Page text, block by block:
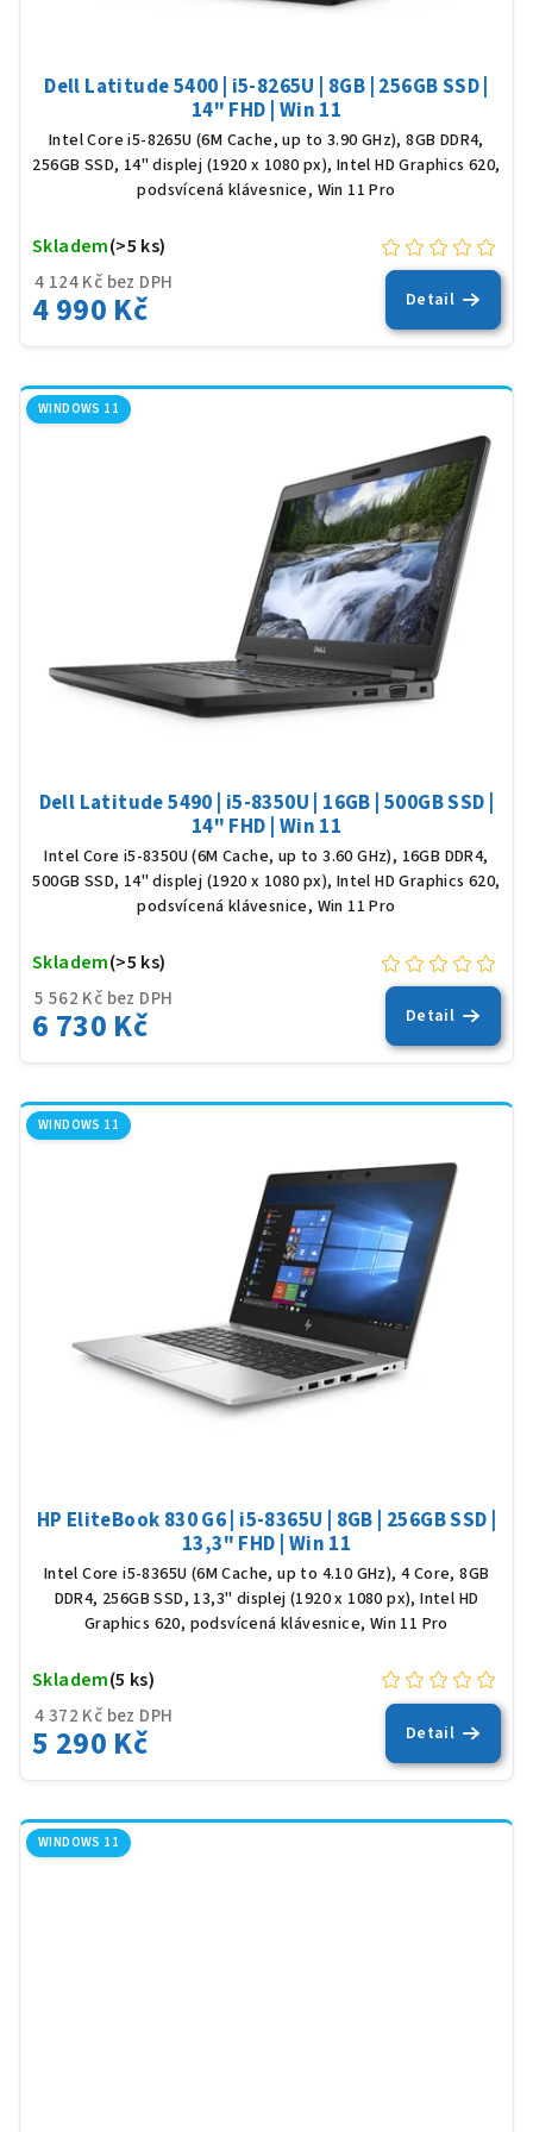
Dell Latitude 5400 | i5-8265U | 8GB | 256GB SSD |
14" FHD | Win 11
Intel Core i5-8265U (6M Cache, up to 3.90 GHz), 8GB DDR4,
256GB SSD, 14" displej (1920 x 1080 px), Intel HD Graphics 620,
podsvícená klávesnice, Win 11 Pro
4 124 Kč bez DPH
4 990 Kč
Skladem(>5 ks)
Detail
WINDOWS 11
Dell Latitude 5490 | i5-8350U | 16GB | 500GB SSD |
14" FHD | Win 11
Intel Core i5-8350U (6M Cache, up to 3.60 GHz), 16GB DDR4,
500GB SSD, 14" displej (1920 x 1080 px), Intel HD Graphics 620,
podsvícená klávesnice, Win 11 Pro
5 562 Kč bez DPH
6 730 Kč
Skladem(>5 ks)
Detail
WINDOWS 11
HP EliteBook 830 G6 | i5-8365U | 8GB | 256GB SSD |
13,3" FHD | Win 11
Intel Core i5-8365U (6M Cache, up to 4.10 GHz), 4 Core, 8GB
DDR4, 256GB SSD, 13,3" displej (1920 x 1080 px), Intel HD
Graphics 620, podsvícená klávesnice, Win 11 Pro
4 372 Kč bez DPH
5 290 Kč
Skladem(5 ks)
Detail
WINDOWS 11